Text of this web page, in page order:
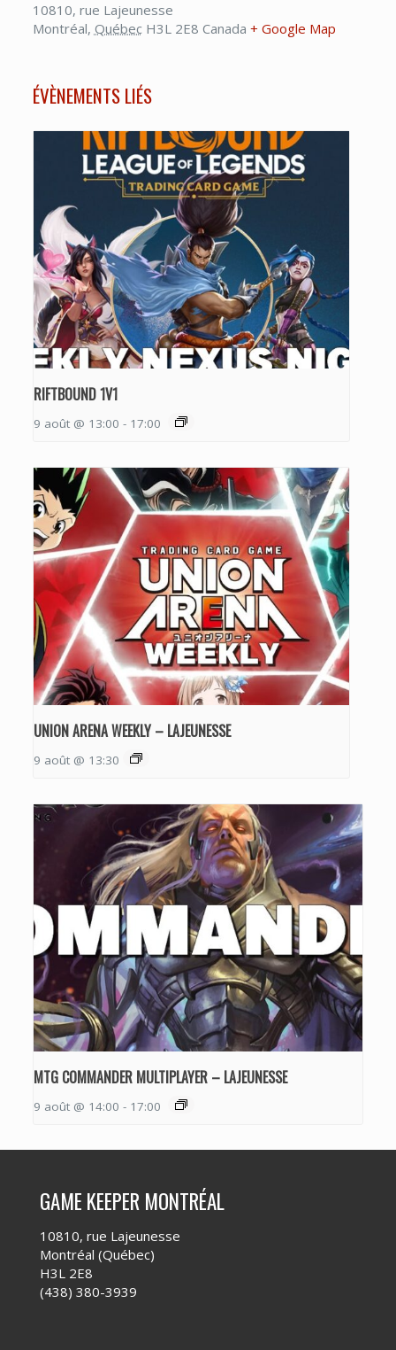
10810, rue Lajeunesse
Montréal, Québec H3L 2E8 Canada + Google Map
ÉVÈNEMENTS LIÉS
RIFTBOUND 1V1
9 août @ 13:00 - 17:00
UNION ARENA WEEKLY – LAJEUNESSE
9 août @ 13:30
MTG COMMANDER MULTIPLAYER – LAJEUNESSE
9 août @ 14:00 - 17:00
GAME KEEPER MONTRÉAL
10810, rue Lajeunesse
Montréal (Québec)
H3L 2E8
(438) 380-3939